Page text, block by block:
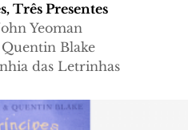
Três Presentes
Yeoman
Blake
das Letrinhas